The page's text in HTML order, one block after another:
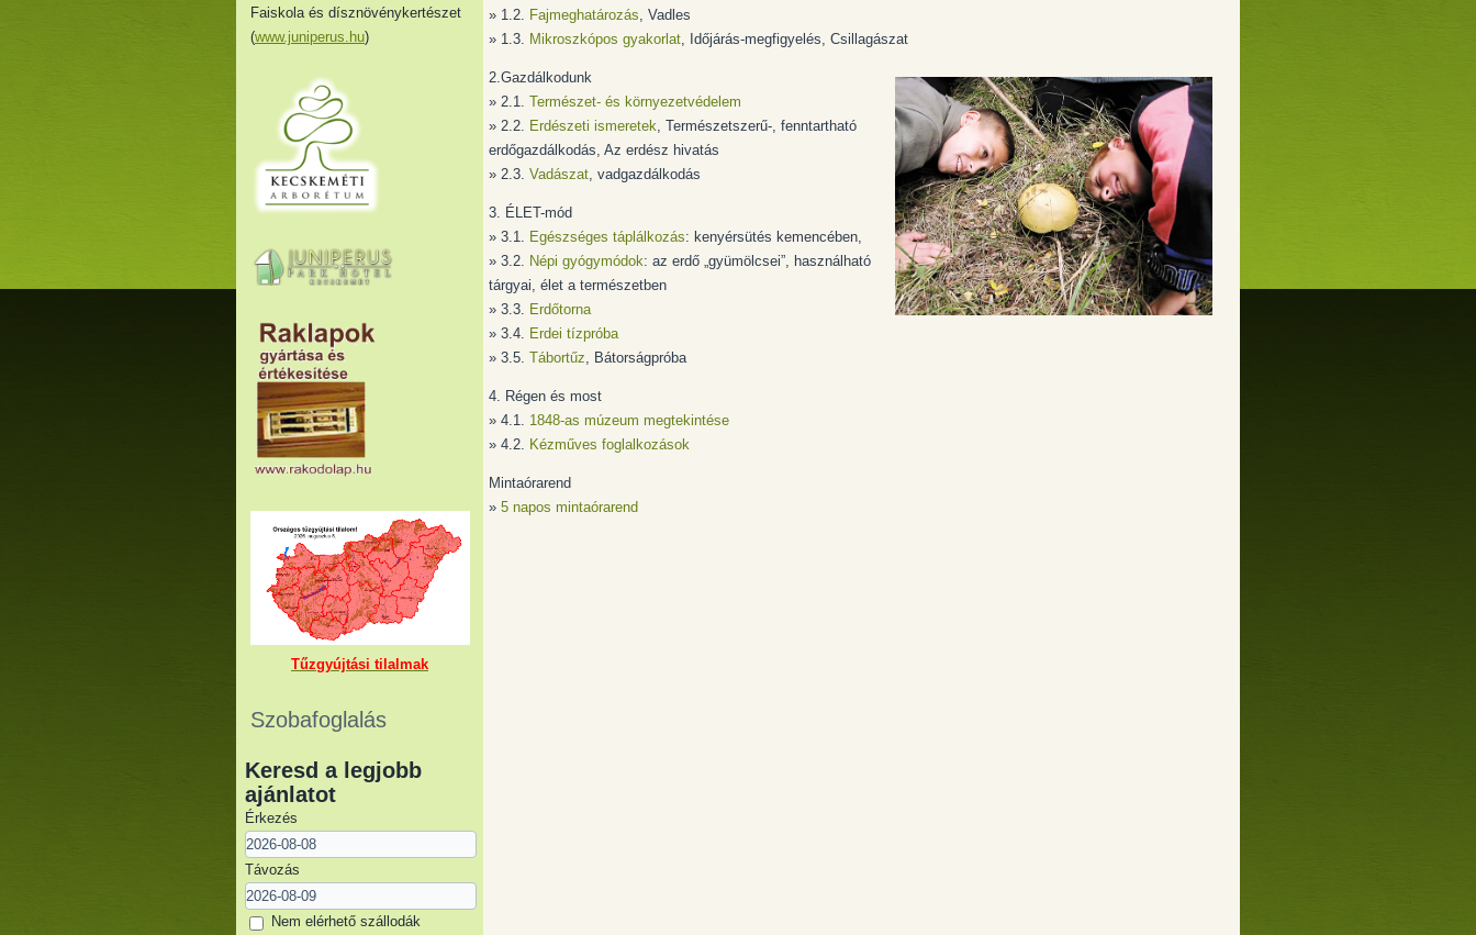
Faiskola és dísznövénykertészet
(www.juniperus.hu)
Tűzgyújtási tilalmak
Szobafoglalás
Keresd a legjobb
ajánlatot
Érkezés
Távozás
Nem elérhető szállodák
» 1.2. Fajmeghatározás , Vadles
» 1.3. Mikroszkópos gyakorlat , Időjárás-megfigyelés, Csillagászat
2.Gazdálkodunk
» 2.1. Természet- és környezetvédelem
» 2.2. Erdészeti ismeretek , Természetszerű-, fenntartható
erdőgazdálkodás, Az erdész hivatás
» 2.3. Vadászat , vadgazdálkodás
3. ÉLET-mód
» 3.1. Egészséges táplálkozás: kenyérsütés kemencében,
» 3.2. Népi gyógymódok: az erdő „gyümölcsei”, használható
tárgyai, élet a természetben
» 3.3. Erdőtorna
» 3.4. Erdei tízpróba
» 3.5. Tábortűz , Bátorságpróba
4. Régen és most
» 4.1. 1848-as múzeum megtekintése
» 4.2. Kézműves foglalkozások
Mintaórarend
» 5 napos mintaórarend